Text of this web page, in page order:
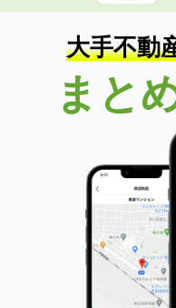
大手不動
まと